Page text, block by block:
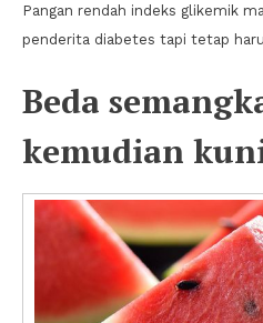
Pangan rendah indeks glikemik
penderita diabetes tapi tetap
Beda
kemudian